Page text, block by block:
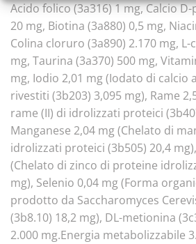
Acido folico (3a316) 1 mg, Calcio
20 mg, Biotina (3a880) 0,5 mg,
Colina cloruro (3a890) 2.170 mg,
mg, Taurina (3a370) 500 mg,
mg, Iodio 2,01 mg (Iodato di calcio
rivestiti (3b203) 3,095 mg), Rame
rame (II) di idrolizzati proteici
Manganese 2,04 mg (Chelato di
idrolizzati proteici (3b505) 20,4
(Chelato di zinco di proteine
mg), Selenio 0,04 mg (Forma
prodotto da Saccharomyces
(3b8.10) 18,2 mg), DL-metionina
2.000 mg.Energia metabolizzabile